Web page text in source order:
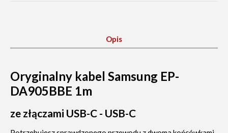
Opis
Oryginalny kabel Samsung EP-
DA905BBE 1m
ze złączami USB-C - USB-C